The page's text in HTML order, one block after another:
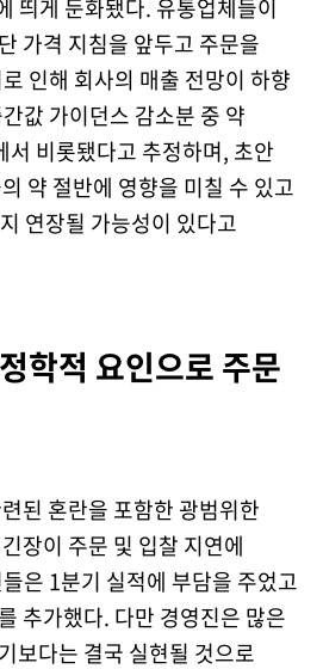
띄게 둔화됐다. 유통업체들이
가격 지침을 앞두고 주문을
인해 회사의 매출 전망이 하향
값 가이던스 감소분 중 약
비롯됐다고 추정하며, 초안
약 절반에 영향을 미칠 수 있고
연장될 가능성이 있다고
학적 요인으로 주문
된 혼란을 포함한 광범위한
장이 주문 및 입찰 지연에
은 1분기 실적에 부담을 주었고
추가했다. 다만 경영진은 많은
보다는 결국 실현될 것으로